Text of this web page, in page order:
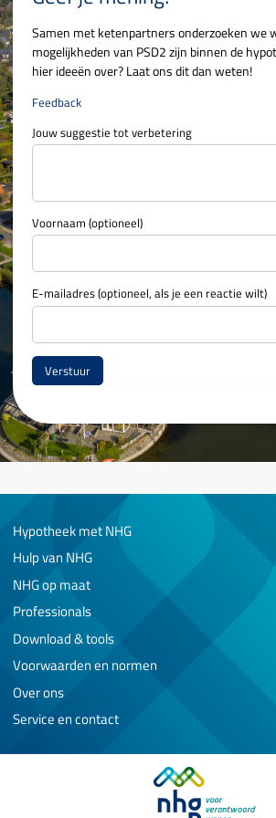
Samen met ketenpartners onderzoeken we
mogelijkheden van PSD2 zijn binnen de
hier ideeën over? Laat ons dit dan weten!
Feedback
Jouw suggestie tot verbetering
Voornaam (optioneel)
E-mailadres (optioneel, als je een reactie wilt)
Hypotheek met NHG
Hulp van NHG
NHG op maat
Professionals
Download & tools
Voorwaarden en normen
Over ons
Service en contact